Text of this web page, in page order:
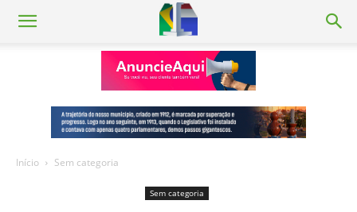
Início Sem categoria
Sem categoria